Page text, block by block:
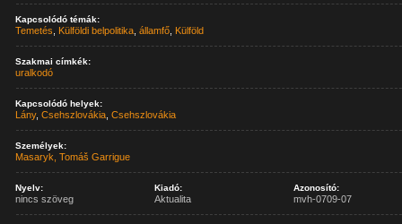
Kapcsolódó témák:
Temetés Külföldi belpolitika ,államfő Külföld
Szakmai címkék:
uralkodó
Kapcsolódó helyek:
Lány,Csehszlovákia ,Csehszlovákia
Személyek:
Masaryk, Tomáš Garrigue
Nyelv:
nincs szöveg
Kiadó:
Aktualita
Azonosító:
mvh-0709-07